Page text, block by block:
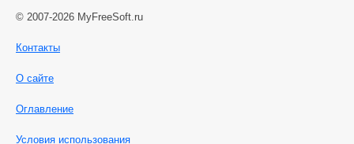
© 2007-2026 MyFreeSoft.ru
Контакты
О сайте
Оглавление
Условия использования